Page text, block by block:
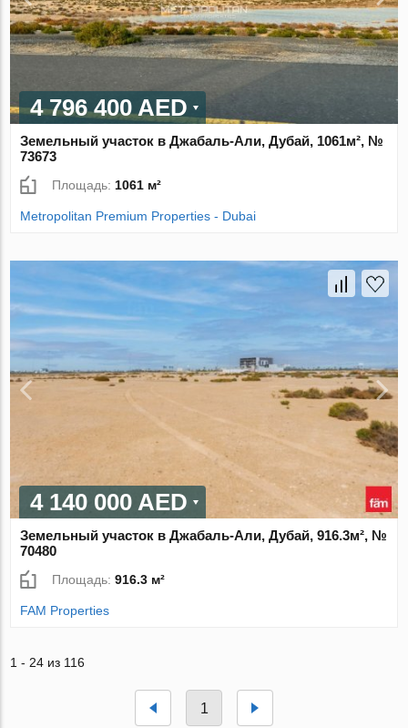
4 796 400 AED
Земельный участок в Джабаль-Али, Дубай, 1061м², №
73673
Площадь: 1061 м²
Metropolitan Premium Properties - Dubai
4 140 000 AED
Земельный участок в Джабаль-Али, Дубай, 916.3м², №
70480
Площадь:916.3 м²
FAM Properties
1 - 24 из 116
1